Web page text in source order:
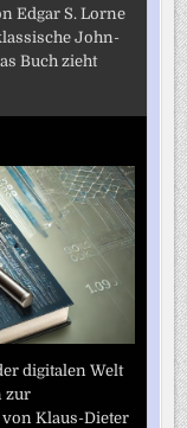
Edgar S. Lorne
John-
Buch zieht
digitalen Welt
zur
von Klaus-Dieter